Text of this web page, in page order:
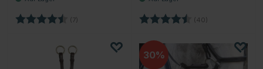
Bewertung: (7) Bewertung: (40)
30